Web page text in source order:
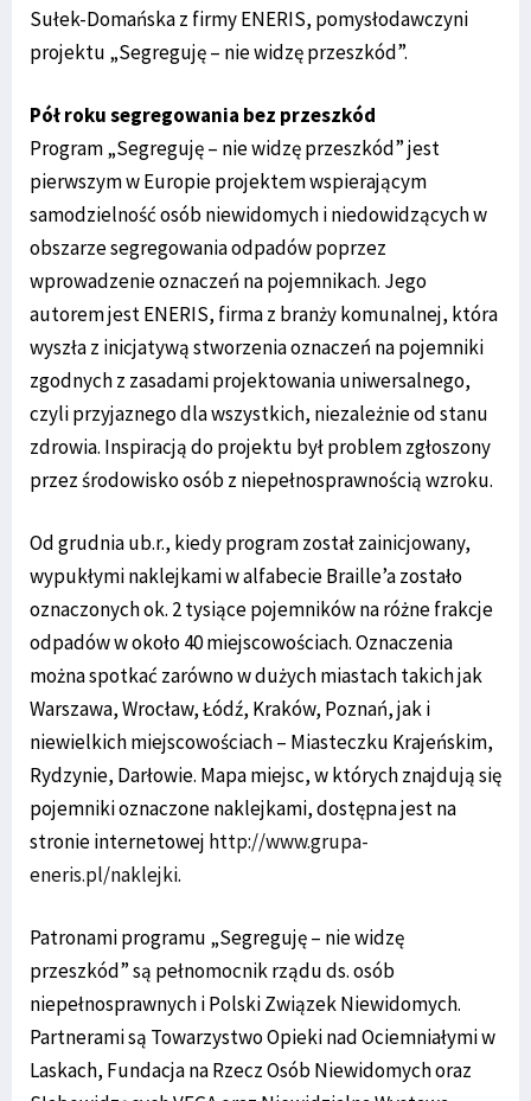
Sułek-Domańska z firmy ENERIS, pomysłodawczyni
projektu „Segreguję – nie widzę przeszkód”.
Pół roku segregowania bez przeszkód
Program „Segreguję – nie widzę przeszkód” jest
pierwszym w Europie projektem wspierającym
samodzielność osób niewidomych i niedowidzących w
obszarze segregowania odpadów poprzez
wprowadzenie oznaczeń na pojemnikach. Jego
autorem jest ENERIS, firma z branży komunalnej, która
wyszła z inicjatywą stworzenia oznaczeń na pojemniki
zgodnych z zasadami projektowania uniwersalnego,
czyli przyjaznego dla wszystkich, niezależnie od stanu
zdrowia. Inspiracją do projektu był problem zgłoszony
przez środowisko osób z niepełnosprawnością wzroku.
Od grudnia ub.r., kiedy program został zainicjowany,
wypukłymi naklejkami w alfabecie Braille’a zostało
oznaczonych ok. 2 tysiące pojemników na różne frakcje
odpadów w około 40 miejscowościach. Oznaczenia
można spotkać zarówno w dużych miastach takich jak
Warszawa, Wrocław, Łódź, Kraków, Poznań, jak i
niewielkich miejscowościach – Miasteczku Krajeńskim,
Rydzynie, Darłowie. Mapa miejsc, w których znajdują się
pojemniki oznaczone naklejkami, dostępna jest na
stronie internetowej http://www.grupa-
eneris.pl/naklejki.
Patronami programu „Segreguję – nie widzę
przeszkód” są pełnomocnik rządu ds. osób
niepełnosprawnych i Polski Związek Niewidomych.
Partnerami są Towarzystwo Opieki nad Ociemniałymi w
Laskach, Fundacja na Rzecz Osób Niewidomych oraz